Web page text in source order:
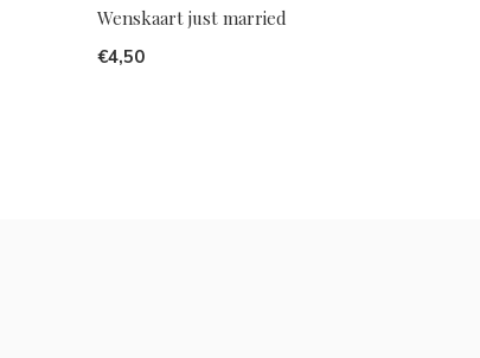
Wenskaart just married
€4,50